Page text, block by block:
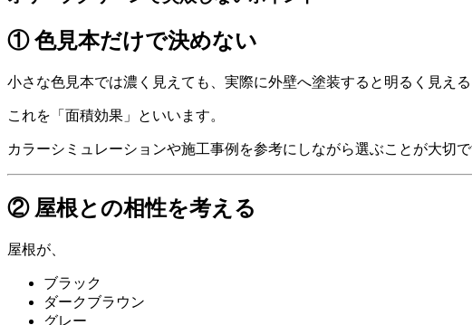
① 色見本だけで決めない
小さな色見本では濃く見えても、実際に外壁へ塗装すると明るく見える
これを「面積効果」といいます。
カラーシミュレーションや施工事例を参考にしながら選ぶことが大切で
② 屋根との相性を考える
屋根が、
ブラック
ダークブラウン
グレー